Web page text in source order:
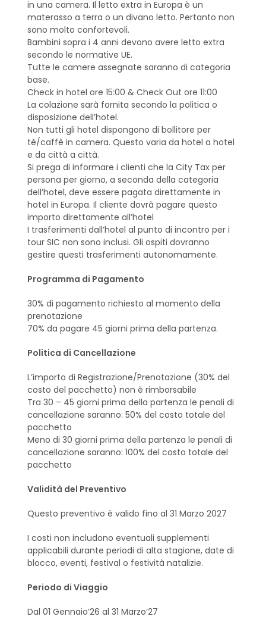
in una camera. Il letto extra in Europa è un
materasso a terra o un divano letto. Pertanto non
sono molto confortevoli.
Bambini sopra i 4 anni devono avere letto extra
secondo le normative UE.
Tutte le camere assegnate saranno di categoria
base.
Check in hotel ore 15:00 & Check Out ore 11:00
La colazione sarà fornita secondo la politica o
disposizione dell’hotel.
Non tutti gli hotel dispongono di bollitore per
tè/caffè in camera. Questo varia da hotel a hotel
e da città a città.
Si prega di informare i clienti che la City Tax per
persona per giorno, a seconda della categoria
dell’hotel, deve essere pagata direttamente in
hotel in Europa. Il cliente dovrà pagare questo
importo direttamente all’hotel
I trasferimenti dall’hotel al punto di incontro per i
tour SIC non sono inclusi. Gli ospiti dovranno
gestire questi trasferimenti autonomamente.
Programma di Pagamento
30% di pagamento richiesto al momento della
prenotazione
70% da pagare 45 giorni prima della partenza.
Politica di Cancellazione
L’importo di Registrazione/Prenotazione (30% del
costo del pacchetto) non è rimborsabile
Tra 30 – 45 giorni prima della partenza le penali di
cancellazione saranno: 50% del costo totale del
pacchetto
Meno di 30 giorni prima della partenza le penali di
cancellazione saranno: 100% del costo totale del
pacchetto
Validità del Preventivo
Questo preventivo è valido fino al 31 Marzo 2027
I costi non includono eventuali supplementi
applicabili durante periodi di alta stagione, date di
blocco, eventi, festival o festività natalizie.
Periodo di Viaggio
Dal 01 Gennaio’26 al 31 Marzo’27